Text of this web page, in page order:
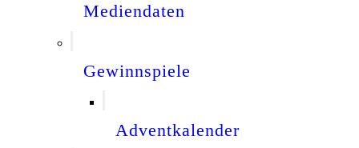
Mediendaten
Gewinnspiele
Adventkalender